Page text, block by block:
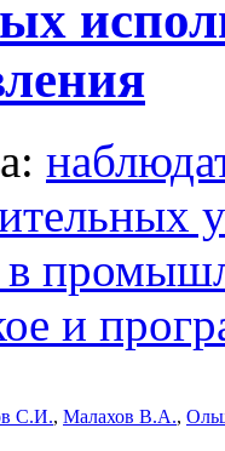
в
и
С.И., Малахов В.А.,